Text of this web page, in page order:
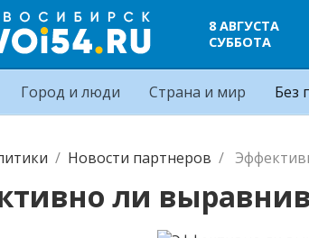
8 АВГУСТА
СУББОТА
Город и люди Страна и мир Без
Новости партнеров
ли